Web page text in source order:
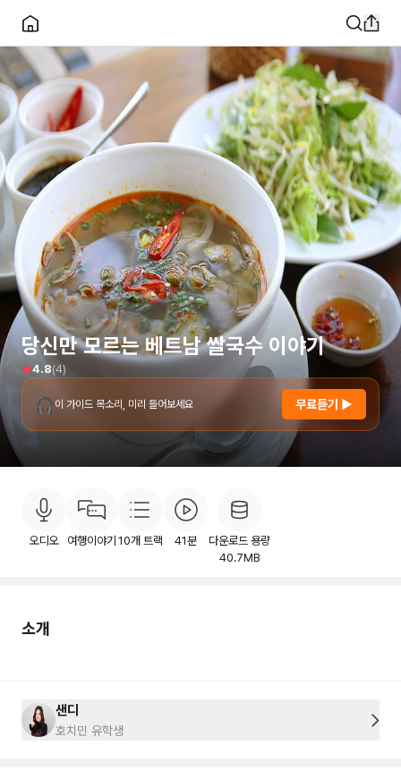
당신만 모르는 베트남 쌀국수 이야기
4.8(4)
🎧 이 가이드 목소리, 미리 들어보세요 무료듣기 ▶
오디오 여행이야기 10개 트랙 41분
다운로드 용량
40.7MB
소개
샌디
호치민 유학생